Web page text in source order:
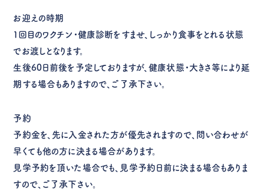
お迎えの時期
１回目のワクチン・健康診断をすませ、しっかり食事をとれる状態
でお渡しとなります。
生後60日前後を予定しておりますが、健康状態・大きさ等により延
期する場合もありますので、ご了承下さい。
予約
予約金を、先に入金された方が優先されますので、問い合わせが
早くても他の方に決まる場合があります。
見学予約を頂いた場合でも、見学予約日前に決まる場合もありま
すので、ご了承下さい。